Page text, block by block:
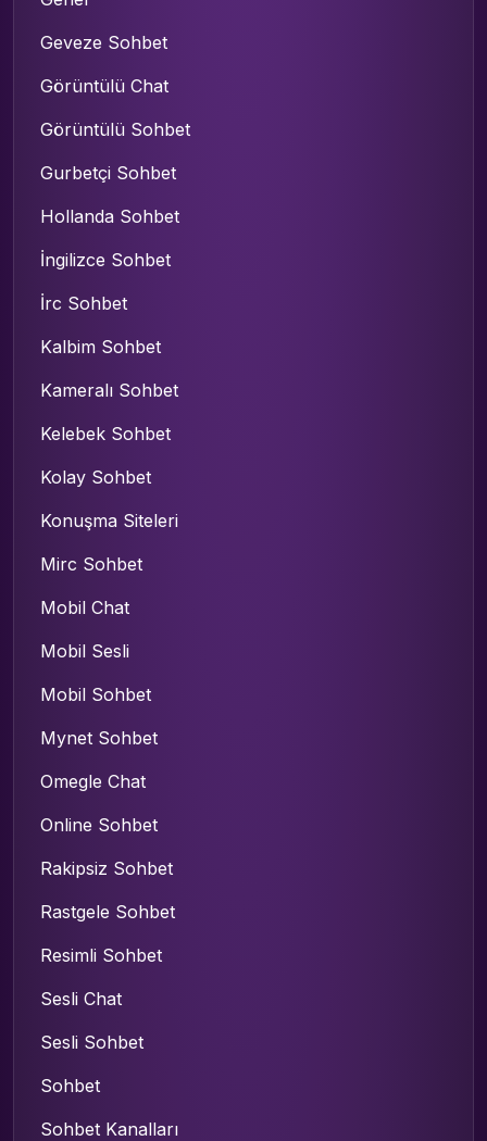
Geveze Sohbet
Görüntülü Chat
Görüntülü Sohbet
Gurbetçi Sohbet
Hollanda Sohbet
İngilizce Sohbet
İrc Sohbet
Kalbim Sohbet
Kameralı Sohbet
Kelebek Sohbet
Kolay Sohbet
Konuşma Siteleri
Mirc Sohbet
Mobil Chat
Mobil Sesli
Mobil Sohbet
Mynet Sohbet
Omegle Chat
Online Sohbet
Rakipsiz Sohbet
Rastgele Sohbet
Resimli Sohbet
Sesli Chat
Sesli Sohbet
Sohbet
Sohbet Kanalları